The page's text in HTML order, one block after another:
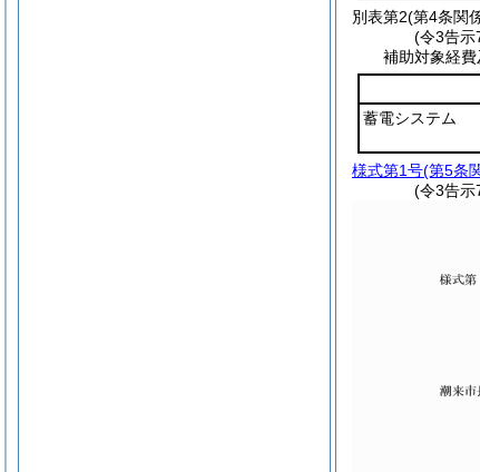
別表第2(第4条関
(令3告示
補助対象経
蓄電システム
様式第1号(第5条
(令3告示